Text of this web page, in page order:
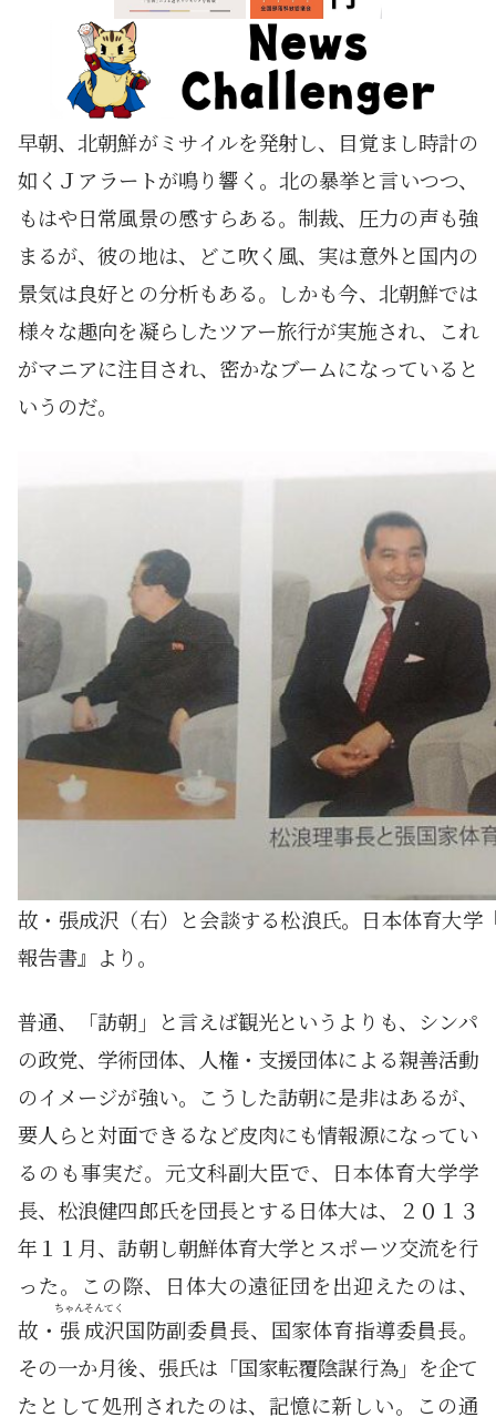
早朝、北朝鮮がミサイルを発射し、目覚まし時計の
如くＪアラートが鳴り響く。北の暴挙と言いつつ、
もはや日常風景の感すらある。制裁、圧力の声も強
まるが、彼の地は、どこ吹く風、実は意外と国内の
景気は良好との分析もある。しかも今、北朝鮮では
様々な趣向を凝らしたツアー旅行が実施され、これ
がマニアに注目され、密かなブームになっていると
いうのだ。
故・張成沢（右）と会談する松浪氏。日本体育大学
報告書』より。
普通、「訪朝」と言えば観光というよりも、シンパ
の政党、学術団体、人権・支援団体による親善活動
のイメージが強い。こうした訪朝に是非はあるが、
要人らと対面できるなど皮肉にも情報源になってい
るのも事実だ。元文科副大臣で、日本体育大学学
長、松浪健四郎氏を団長とする日体大は、２０１３
年１１月、訪朝し朝鮮体育大学とスポーツ交流を行
った。この際、日体大の遠征団を出迎えたのは、
故・ 張
ちゃん
成沢
そんてく
国防副委員長、国家体育指導委員長。
その一か月後、張氏は「国家転覆陰謀行為」を企て
たとして処刑されたのは、記憶に新しい。この通